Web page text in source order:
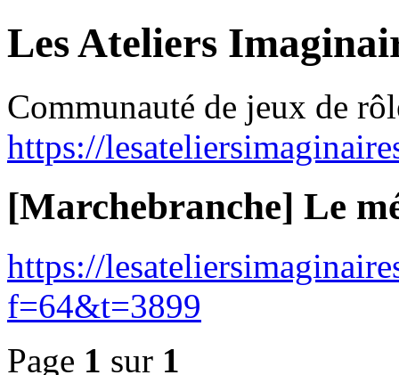
Les Ateliers
Communauté de jeux de
https://
[Marchebranche] Le
https://
f=64&t=3899
Page 1 sur 1